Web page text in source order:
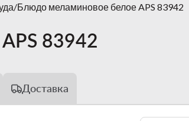
Блюдо меламиновое белое APS 83942
83942
Доставка